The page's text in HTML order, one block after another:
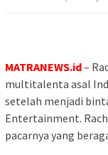
MATRANEWS.id–
multitalenta asal
setelah menjadi
Entertainment.
pacarnya yang